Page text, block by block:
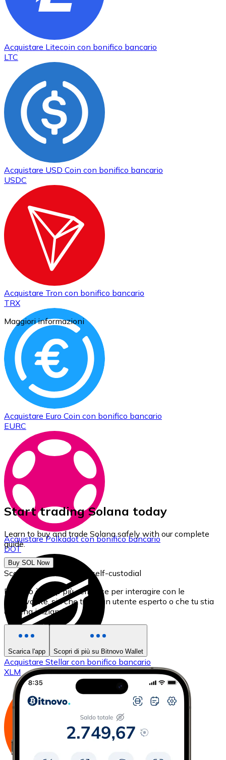
Acquistare Litecoin con bonifico bancario
LTC
Acquistare USD Coin con bonifico bancario
USDC
Acquistare Tron con bonifico bancario
TRX
Acquistare Euro Coin con bonifico bancario
EURC
AcquistarePolkadotcon bonifico bancario
DOT
Acquistare Stellarcon bonifico bancario
XLM
Maggiori informazioni
Start trading Solana today
Learn to buy and trade Solana safely with our complete
guide.
Buy SOL Now
Scarica il nostro Wallet self-custodial
Bitnovo è l'app più semplice per interagire con le
criptovalute, sia che tu sia un utente esperto o che tu stia
appena iniziando.
Scarica l'app Scopri di più su Bitnovo Wallet